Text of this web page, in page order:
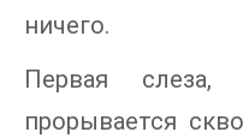
ничего.
Первая слеза,
прорывается